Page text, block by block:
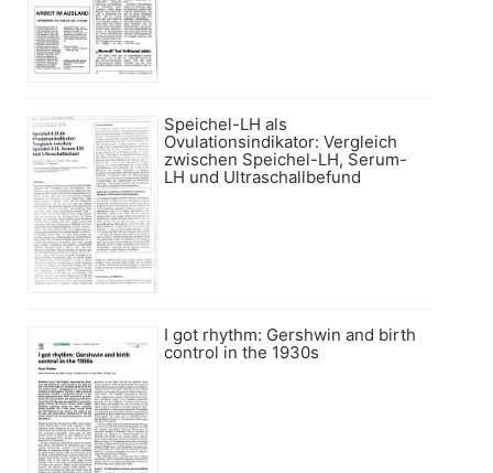
Speichel-LH als
Ovulationsindikator: Vergleich
zwischen Speichel-LH, Serum-
LH und Ultraschallbefund
I got rhythm: Gershwin and birth
control in the 1930s